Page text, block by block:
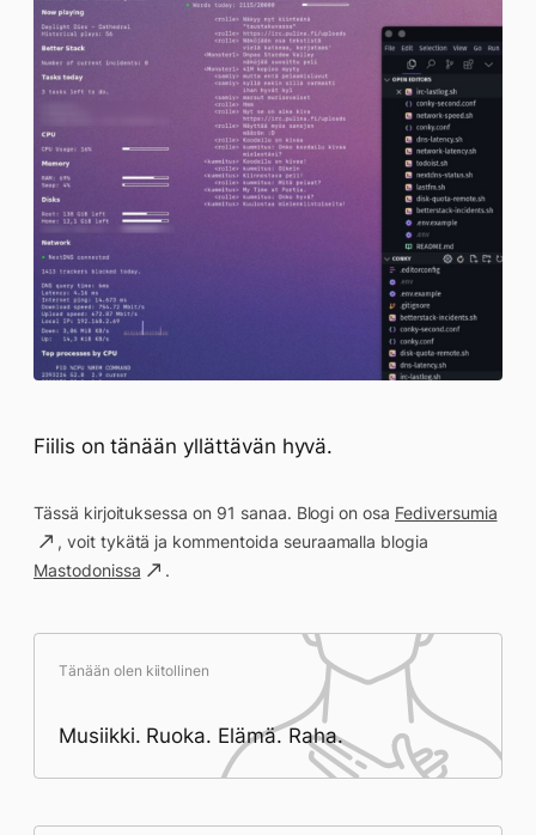
Fiilis on tänään yllättävän hyvä.
Tässä kirjoituksessa on 91 sanaa. Blogi on osa Fediversumia
, voit tykätä ja kommentoida seuraamalla blogia
Mastodonissa
.
Tänään olen kiitollinen
Musiikki. Ruoka. Elämä. Raha.